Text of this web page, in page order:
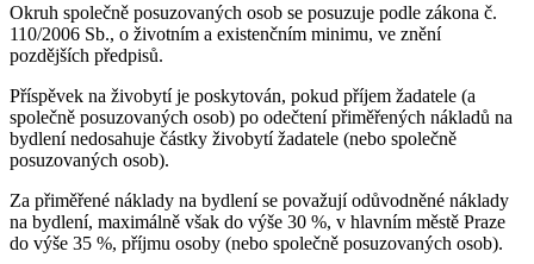
Okruh společně posuzovaných osob se posuzuje podle zákona č.
110/2006 Sb., o životním a existenčním minimu, ve znění
pozdějších předpisů.
Příspěvek na živobytí je poskytován, pokud příjem žadatele (a
společně posuzovaných osob) po odečtení přiměřených nákladů na
bydlení nedosahuje částky živobytí žadatele (nebo společně
posuzovaných osob).
Za přiměřené náklady na bydlení se považují odůvodněné náklady
na bydlení, maximálně však do výše 30 %, v hlavním městě Praze
do výše 35 %, příjmu osoby (nebo společně posuzovaných osob).